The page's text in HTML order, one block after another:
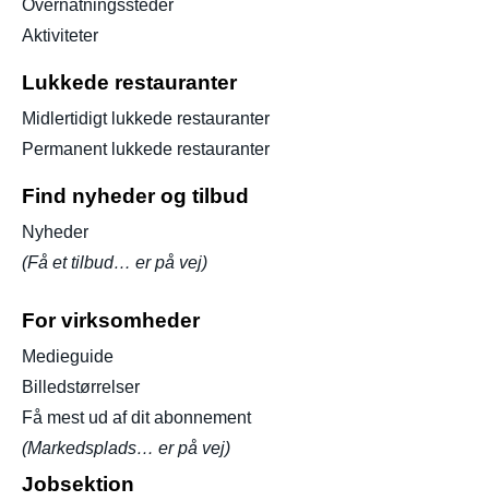
Overnatningssteder
Aktiviteter
Lukkede restauranter
Midlertidigt lukkede restauranter
Permanent lukkede restauranter
Find nyheder og tilbud
Nyheder
(Få et tilbud… er på vej)
For virksomheder
Medieguide
Billedstørrelser
Få mest ud af dit abonnement
(Markedsplads… er på vej)
Jobsektion